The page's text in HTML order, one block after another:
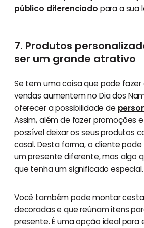
público diferenciado para a sua
7. Produtos
ser um grande atrativo
Se tem uma coisa que pode fazer
vendas aumentem no Dia dos
oferecer a possibilidade de
Assim, além de fazer promoções
possível deixar os seus produtos
casal. Desta forma, o cliente
um presente diferente, mas algo
que tenha um significado especial.
Você também pode montar
decoradas e que reúnam itens
presente. É uma opção ideal